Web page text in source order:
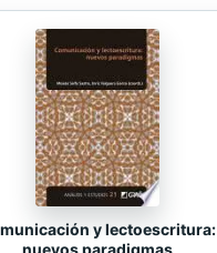
y lectoescritura:
nuevos paradigmas